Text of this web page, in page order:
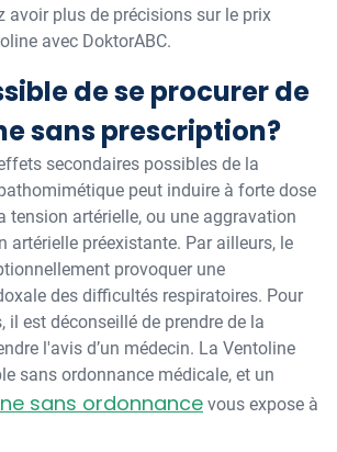
avoir plus de précisions sur le prix
avec DoktorABC.
de se procurer de
sans prescription?
secondaires possibles de la
peut induire à forte dose
tension artérielle, ou une aggravation
artérielle préexistante. Par ailleurs, le
provoquer une
des difficultés respiratoires. Pour
il est déconseillé de prendre de la
l'avis d’un médecin. La Ventoline
sans ordonnance médicale, et un
sans ordonnance vous expose à